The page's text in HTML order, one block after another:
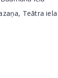
Teātra iela